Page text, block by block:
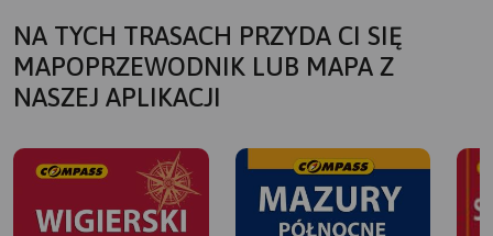
NA TYCH TRASACH PRZYDA CI SIĘ
MAPOPRZEWODNIK LUB MAPA Z
NASZEJ APLIKACJI